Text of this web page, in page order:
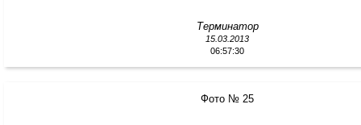
Терминатор
15.03.2013
06:57:30
Фото № 25